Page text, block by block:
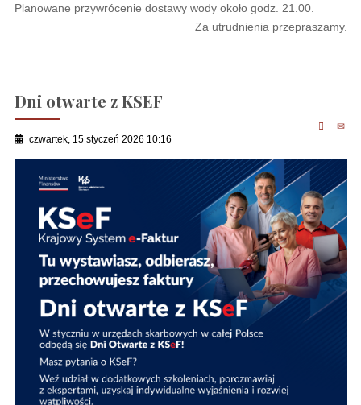
Planowane przywrócenie dostawy wody około godz. 21.00.
Za utrudnienia przepraszamy.
Dni otwarte z KSEF
czwartek, 15 styczeń 2026 10:16